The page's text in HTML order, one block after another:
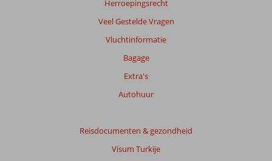
Herroepingsrecht
Veel Gestelde Vragen
Vluchtinformatie
Bagage
Extra's
Autohuur
Reisdocumenten & gezondheid
Visum Turkije